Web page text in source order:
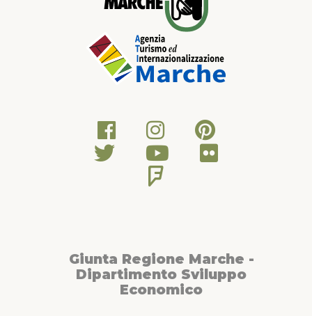
Giunta Regione Marche -
Dipartimento Sviluppo
Economico